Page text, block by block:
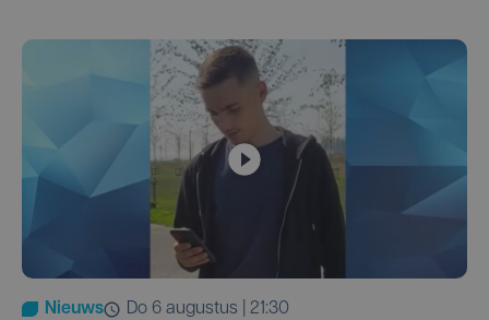
Nieuws
do 6 augustus | 21:30